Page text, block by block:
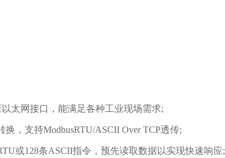
以太网接口，能满足各种工业现场需求;
，支持ModbusRTU/ASCII Over TCP透传;
或128条ASCII指令，预先读取数据以实现快速响应;